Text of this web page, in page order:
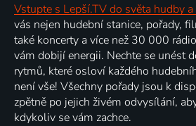
Vstupte s Lepší.TV do světa hudby a
vás nejen hudební stanice, pořady,
také koncerty a více než 30 000
vám dobijí energii. Nechte se unést
rytmů, které osloví každého
není vše! Všechny pořady jsou k
zpětně po jejich živém odvysílání,
kdykoliv se vám zachce.